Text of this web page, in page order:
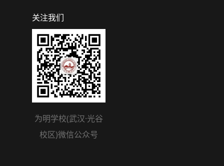
关注我们
为明学校(武汉·光谷
校区)微信公众号